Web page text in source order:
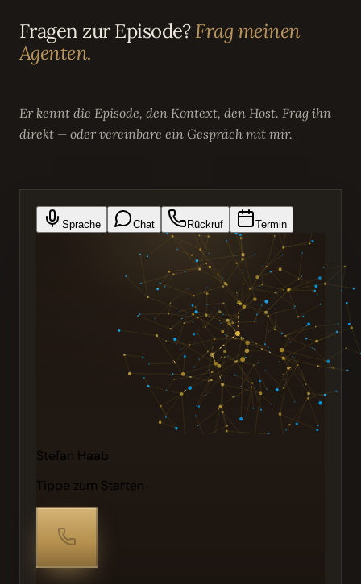
Fragen zur Episode?Frag meinen
Agenten.
Er kennt die Episode, den Kontext, den Host. Frag ihn
direkt — oder vereinbare ein Gespräch mit mir.
Sprache Chat Rückruf Termin
Stefan Haab
Tippe zum Starten